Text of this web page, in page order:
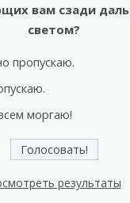
вам сзади
светом?
пропускаю.
моргаю!
результаты